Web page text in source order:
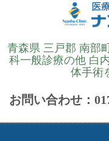
青森県 三戸郡 南部
科一般診療の他 白
体手術
お問い合わせ：